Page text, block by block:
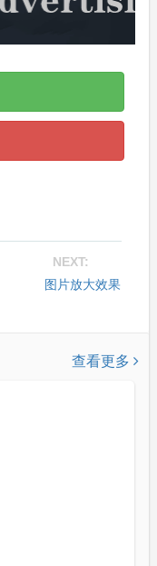
NEXT:
图片放大效果
查看更多